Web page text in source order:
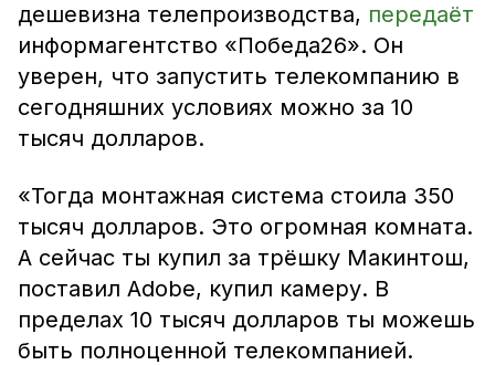
дешевизна телепроизводства, передаёт
информагентство «Победа26». Он
уверен, что запустить телекомпанию в
сегодняшних условиях можно за 10
тысяч долларов.
«Тогда монтажная система стоила 350
тысяч долларов. Это огромная комната.
А сейчас ты купил за трёшку Макинтош,
поставил Adobe, купил камеру. В
пределах 10 тысяч долларов ты можешь
быть полноценной телекомпанией.